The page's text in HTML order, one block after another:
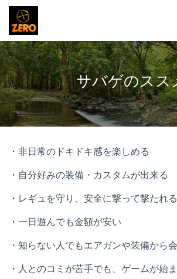
サバゲのスス
・非日常のドキドキ感を楽しめる
・自分好みの装備・カスタムが出来る
・レギュを守り、安全に撃って撃たれる
・一日遊んでも金額が安い
・知らない人でもエアガンや装備から
・人とのコミが苦手でも、ゲームが始